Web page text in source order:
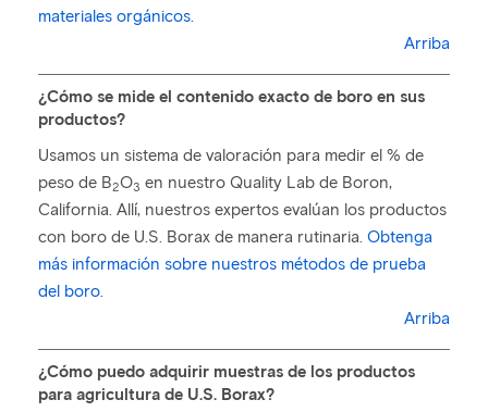
materiales orgánicos.
Arriba
¿Cómo se mide el contenido exacto de boro en sus
productos?
Usamos un sistema de valoración para medir el % de
peso de B2O3 en nuestro Quality Lab de Boron,
California. Allí, nuestros expertos evalúan los productos
con boro de U.S. Borax de manera rutinaria. Obtenga
más información sobre nuestros métodos de prueba
del boro.
Arriba
¿Cómo puedo adquirir muestras de los productos
para agricultura de U.S. Borax?